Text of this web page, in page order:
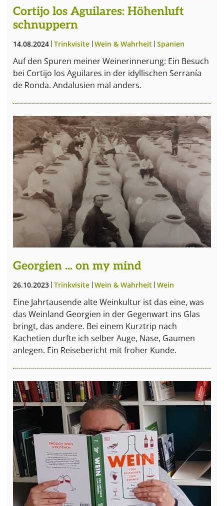
Cortijo los Aguilares: Höhenluft
schnuppern
14.08.2024 Trinkvisite Wein & Wahrheit Spanien
Wein
Auf den Spuren meiner Weinerinnerung: Ein Besuch
bei Cortijo los Aguilares in der idyllischen Serranía
de Ronda. Andalusien mal anders.
Georgien ... on my mind
26.10.2023 Trinkvisite Wein & Wahrheit Wein
Eine Jahrtausende alte Weinkultur ist das eine, was
das Weinland Georgien in der Gegenwart ins Glas
bringt, das andere. Bei einem Kurztrip nach
Kachetien durfte ich selber Auge, Nase, Gaumen
anlegen. Ein Reisebericht mit froher Kunde.